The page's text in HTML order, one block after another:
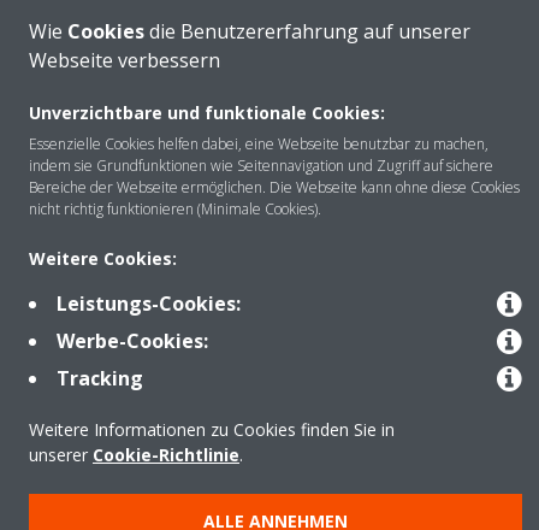
Über DAIKIN
Anwendungsbereiche
Kontakt
Copyright © Daikin
Wie Cookiesdie Benutzererfahrung auf unserer
Webseite verbessern
Unverzichtbare und funktionale Cookies:
Essenzielle Cookies helfen dabei, eine Webseite benutzbar zu machen,
indem sie Grundfunktionen wie Seitennavigation und Zugriff auf sichere
Bereiche der Webseite ermöglichen. Die Webseite kann ohne diese Cookies
nicht richtig funktionieren (Minimale Cookies).
Weitere Cookies:
Leistungs-Cookies:
Werbe-Cookies:
Tracking
Weitere Informationen zu Cookies finden Sie in
unserer Cookie-Richtlinie.
ALLE ANNEHMEN